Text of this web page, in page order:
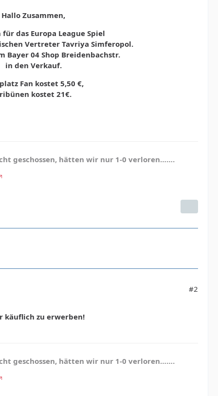
Hallo Zusammen,
das Europa League Spiel
Vertreter Tavriya Simferopol.
Bayer 04 Shop Breidenbachstr.
in den Verkauf.
Fan kostet 5,50 €,
kostet 21€.
geschossen, hätten wir nur 1-0 verloren…….
#2
käuflich zu erwerben!
geschossen, hätten wir nur 1-0 verloren…….